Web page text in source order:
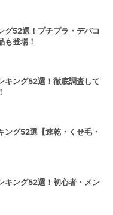
グ52選！プチプラ・デパコ
も登場！
キング52選！徹底調査して
ング52選【速乾・くせ毛・
キング52選！初心者・メン